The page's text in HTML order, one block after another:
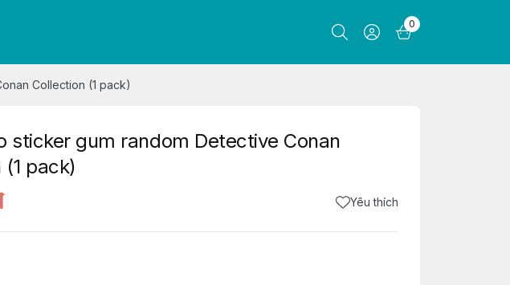
0
Collection (1 pack)
sticker gum random Detective Conan
pack)
Yêu thích